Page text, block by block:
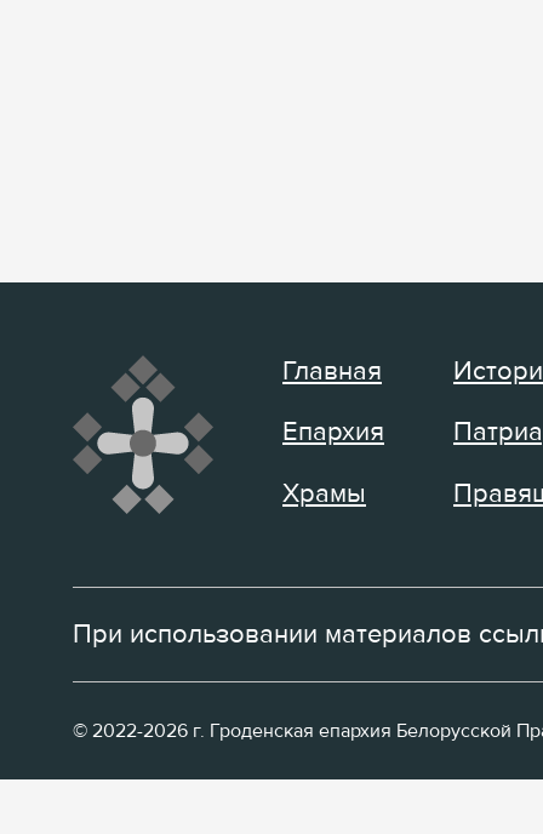
Главная
Епархия
Храмы
При использовании материалов
© 2022-2026 г. Гроденская епархия Белорусской